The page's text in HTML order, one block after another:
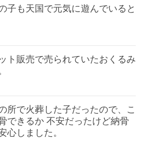
も天国で元気に遊んでいると
販売で売られていたおくるみ
所で火葬した子だったので、こ
できるか 不安だったけど納骨
心しました。